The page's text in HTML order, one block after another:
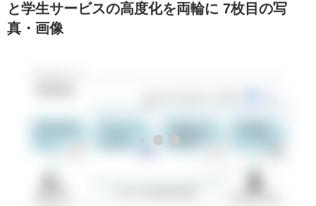
と学生サービスの高度化を両輪に 7枚目の写
真・画像